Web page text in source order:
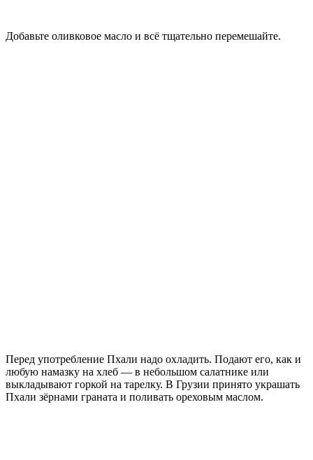
Добавьте оливковое масло и всё тщательно перемешайте.
Перед употребление Пхали надо охладить. Подают его, как и
любую намазку на хлеб — в небольшом салатнике или
выкладывают горкой на тарелку. В Грузии принято украшать
Пхали зёрнами граната и поливать ореховым маслом.